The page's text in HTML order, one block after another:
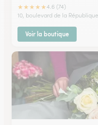
★★★★★4.6 (74)
10, boulevard de la République
Voir la boutique